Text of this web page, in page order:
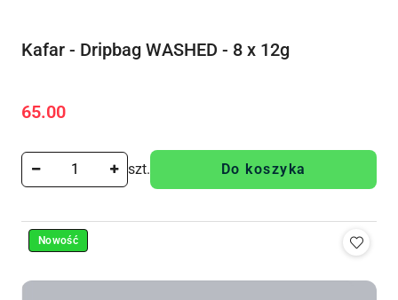
Kafar - Dripbag WASHED - 8 x 12g
Cena:
65.00
szt. Do koszyka
Nowość